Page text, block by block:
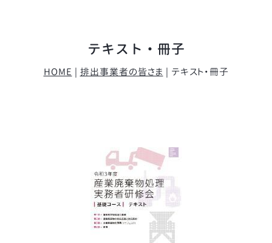
テキスト・冊子
HOME | 排出事業者の皆さま | テキスト・冊子